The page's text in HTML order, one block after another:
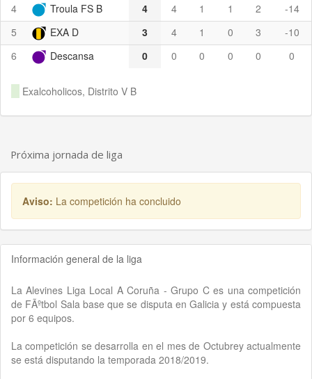
4
Troula FS B 4 4 1 1 2
-14
5
EXA D 3 4 1 0 3
-10
6
Descansa 0 0 0 0 0 0
Exalcoholicos, Distrito V B
Próxima jornada de liga
Aviso: La competición ha concluido
Información general de la liga
La Alevines Liga Local A Coruña - Grupo C es una competición
de FÃºtbol Sala base que se disputa en Galicia y está compuesta
por 6 equipos.
La competición se desarrolla en el mes de Octubrey actualmente
se está disputando la temporada 2018/2019.